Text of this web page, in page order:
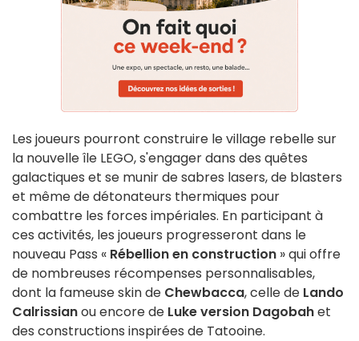
Les joueurs pourront construire le village rebelle sur
la nouvelle île LEGO, s'engager dans des quêtes
galactiques et se munir de sabres lasers, de blasters
et même de détonateurs thermiques pour
combattre les forces impériales. En participant à
ces activités, les joueurs progresseront dans le
nouveau Pass « Rébellion en construction » qui offre
de nombreuses récompenses personnalisables,
dont la fameuse skin de Chewbacca, celle de Lando
Calrissianou encore de Luke version Dagobahet
des constructions inspirées de Tatooine.